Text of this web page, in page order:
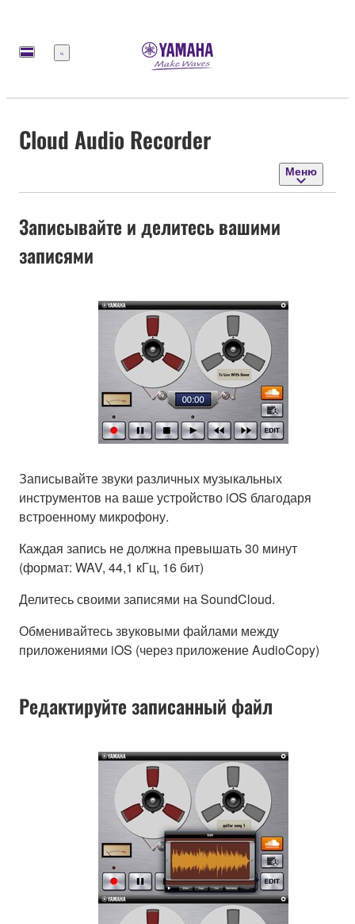
Меню
Cloud Audio Recorder
Меню
Записывайте и делитесь вашими
записями
Записывайте звуки различных музыкальных
инструментов на ваше устройство iOS благодаря
встроенному микрофону.
Каждая запись не должна превышать 30 минут
(формат: WAV, 44,1 кГц, 16 бит)
Делитесь своими записями на SoundCloud.
Обменивайтесь звуковыми файлами между
приложениями iOS (через приложение AudioCopy)
Редактируйте записанный файл